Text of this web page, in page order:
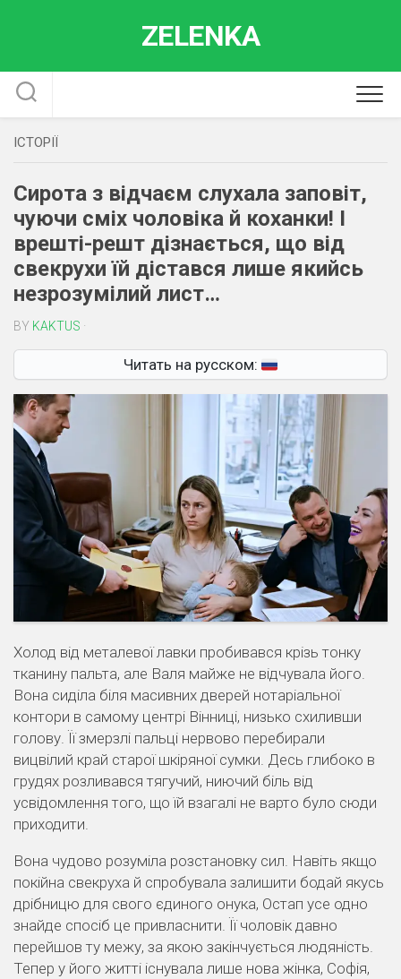
ZELENKA
ІСТОРІЇ
Сирота з відчаєм слухала заповіт,
чуючи сміх чоловіка й коханки! І
врешті-решт дізнається, що від
свекрухи їй дістався лише якийсь
незрозумілий лист…
BY KAKTUS ·
Читать на русском:
Холод від металевої лавки пробивався крізь тонку
тканину пальта, але Валя майже не відчувала його.
Вона сиділа біля масивних дверей нотаріальної
контори в самому центрі Вінниці, низько схиливши
голову. Її змерзлі пальці нервово перебирали
вицвілий край старої шкіряної сумки. Десь глибоко в
грудях розливався тягучий, ниючий біль від
усвідомлення того, що їй взагалі не варто було сюди
приходити.
Вона чудово розуміла розстановку сил. Навіть якщо
покійна свекруха й спробувала залишити бодай якусь
дрібницю для свого єдиного онука, Остап усе одно
знайде спосіб це привласнити. Її чоловік давно
перейшов ту межу, за якою закінчується людяність.
Тепер у його житті існувала лише нова жінка, Софія,